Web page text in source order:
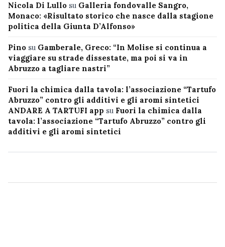
Nicola Di Lullo su Galleria fondovalle Sangro,
Monaco: «Risultato storico che nasce dalla stagione
politica della Giunta D’Alfonso»
Pino su Gamberale, Greco: “In Molise si continua a
viaggiare su strade dissestate, ma poi si va in
Abruzzo a tagliare nastri”
Fuori la chimica dalla tavola: l’associazione “Tartufo
Abruzzo” contro gli additivi e gli aromi sintetici
ANDARE A TARTUFI app su Fuori la chimica dalla
tavola: l’associazione “Tartufo Abruzzo” contro gli
additivi e gli aromi sintetici